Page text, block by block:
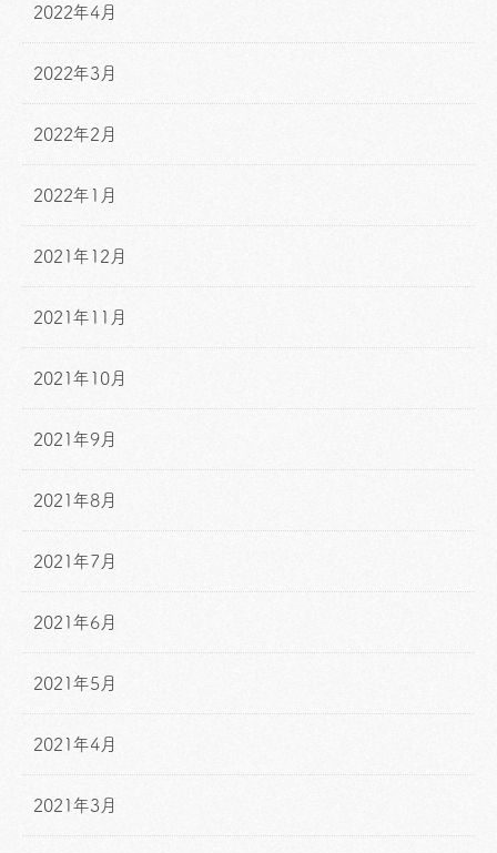
2022年4月
2022年3月
2022年2月
2022年1月
2021年12月
2021年11月
2021年10月
2021年9月
2021年8月
2021年7月
2021年6月
2021年5月
2021年4月
2021年3月